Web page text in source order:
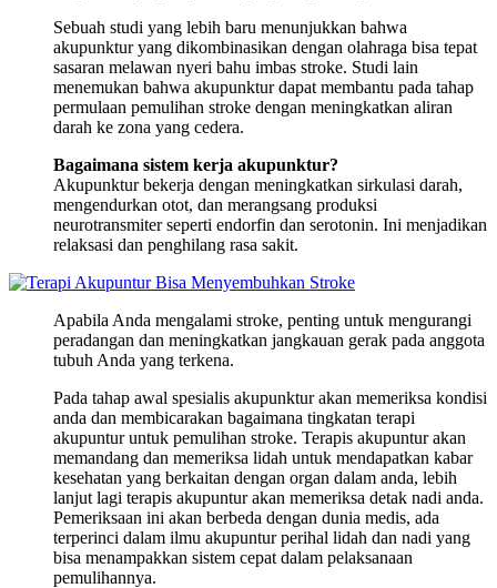
Sebuah studi yang lebih baru menunjukkan bahwa
akupunktur yang dikombinasikan dengan olahraga bisa tepat
sasaran melawan nyeri bahu imbas stroke. Studi lain
menemukan bahwa akupunktur dapat membantu pada tahap
permulaan pemulihan stroke dengan meningkatkan aliran
darah ke zona yang cedera.
Bagaimana sistem kerja akupunktur?
Akupunktur bekerja dengan meningkatkan sirkulasi darah,
mengendurkan otot, dan merangsang produksi
neurotransmiter seperti endorfin dan serotonin. Ini menjadikan
relaksasi dan penghilang rasa sakit.
Apabila Anda mengalami stroke, penting untuk mengurangi
peradangan dan meningkatkan jangkauan gerak pada anggota
tubuh Anda yang terkena.
Pada tahap awal spesialis akupunktur akan memeriksa kondisi
anda dan membicarakan bagaimana tingkatan terapi
akupuntur untuk pemulihan stroke. Terapis akupuntur akan
memandang dan memeriksa lidah untuk mendapatkan kabar
kesehatan yang berkaitan dengan organ dalam anda, lebih
lanjut lagi terapis akupuntur akan memeriksa detak nadi anda.
Pemeriksaan ini akan berbeda dengan dunia medis, ada
terperinci dalam ilmu akupuntur perihal lidah dan nadi yang
bisa menampakkan sistem cepat dalam pelaksanaan
pemulihannya.